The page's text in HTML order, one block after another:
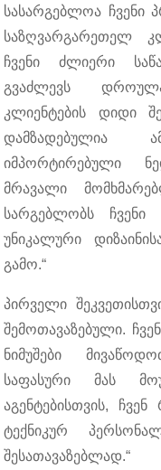
სასარგებლოა ჩვენი
საზღვარგარეთელ
ჩვენი ძლიერი
გვაძლევს
კლიენტების დიდი
დამზადებულია
იმპორტირებული
მრავალი
სარგებლობს ჩვენი
უნიკალური
გამო.“
პირველი
შემოთავაზებული.
ნიმუშები
საფასური მას
აგენტებისთვის,
ტექნიკურ
შესათავაზებლად.“